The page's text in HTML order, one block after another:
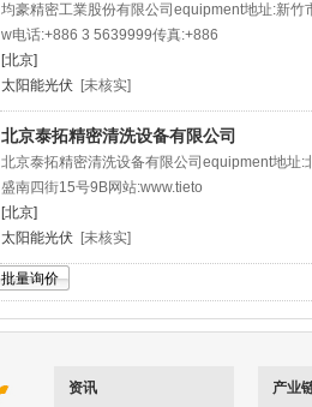
均豪精密工業股份有限公司equipment地址:新
w电话:+886 3 5639999传真:+886
[北京]
太阳能光伏 [未核实]
北京泰拓精密清洗设备有限公司
北京泰拓精密清洗设备有限公司equipment地址
盛南四街15号9B网站:www.tieto
[北京]
太阳能光伏 [未核实]
资讯
产业